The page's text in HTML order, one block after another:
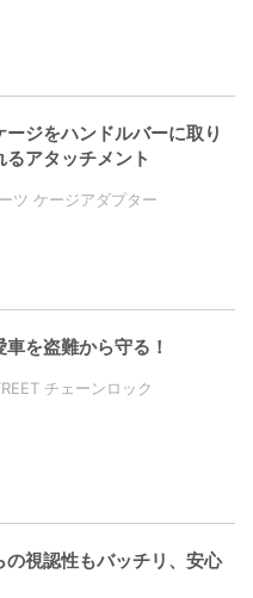
ージをハンドルバーに取り
るアタッチメント
ツ ケージアダプター
車を盗難から守る！
チェーンロック
の視認性もバッチリ、安心